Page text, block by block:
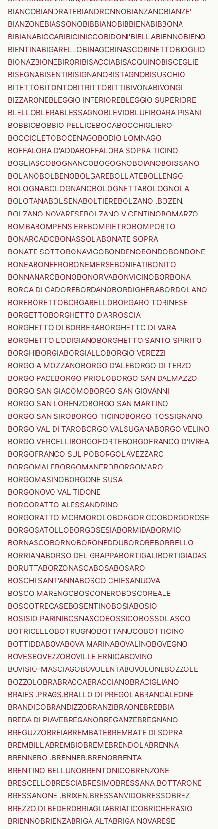
BIANCOBIANDRATEBIANDRONNOBIANZANOBIANZE'
BIANZONEBIASSONOBIBBIANOBIBBIENABIBBONA
BIBIANABICCARIBICINICCOBIDONI'BIELLABIENNOBIENO
BIENTINABIGARELLOBINAGOBINASCOBINETTOBIOGLIO
BIONAZBIONEBIRORIBISACCIABISACQUINOBISCEGLIE
BISEGNABISENTIBISIGNANOBISTAGNOBISUSCHIO
BITETTOBITONTOBITRITTOBITTIBIVONABIVONGI
BIZZARONEBLEGGIO INFERIOREBLEGGIO SUPERIORE
BLELLOBLERABLESSAGNOBLEVIOBLUFIBOARA PISANI
BOBBIOBOBBIO PELLICEBOCABOCCHIGLIERO
BOCCIOLETOBOCENAGOBODIO LOMNAGO
BOFFALORA D'ADDABOFFALORA SOPRA TICINO
BOGLIASCOBOGNANCOBOGOGNOBOIANOBOISSANO
BOLANOBOLBENOBOLGAREBOLLATEBOLLENGO
BOLOGNABOLOGNANOBOLOGNETTABOLOGNOLA
BOLOTANABOLSENABOLTIEREBOLZANO .BOZEN.
BOLZANO NOVARESEBOLZANO VICENTINOBOMARZO
BOMBABOMPENSIEREBOMPIETROBOMPORTO
BONARCADOBONASSOLABONATE SOPRA
BONATE SOTTOBONAVIGOBONDENOBONDOBONDONE
BONEABONEFROBONEMERSEBONIFATIBONITO
BONNANAROBONOBONORVABONVICINOBORBONA
BORCA DI CADOREBORDANOBORDIGHERABORDOLANO
BOREBORETTOBORGARELLOBORGARO TORINESE
BORGETTOBORGHETTO D'ARROSCIA
BORGHETTO DI BORBERABORGHETTO DI VARA
BORGHETTO LODIGIANOBORGHETTO SANTO SPIRITO
BORGHIBORGIABORGIALLOBORGIO VEREZZI
BORGO A MOZZANOBORGO D'ALEBORGO DI TERZO
BORGO PACEBORGO PRIOLOBORGO SAN DALMAZZO
BORGO SAN GIACOMOBORGO SAN GIOVANNI
BORGO SAN LORENZOBORGO SAN MARTINO
BORGO SAN SIROBORGO TICINOBORGO TOSSIGNANO
BORGO VAL DI TAROBORGO VALSUGANABORGO VELINO
BORGO VERCELLIBORGOFORTEBORGOFRANCO D'IVREA
BORGOFRANCO SUL POBORGOLAVEZZARO
BORGOMALEBORGOMANEROBORGOMARO
BORGOMASINOBORGONE SUSA
BORGONOVO VAL TIDONE
BORGORATTO ALESSANDRINO
BORGORATTO MORMOROLOBORGORICCOBORGOROSE
BORGOSATOLLOBORGOSESIABORMIDABORMIO
BORNASCOBORNOBORONEDDUBOROREBORRELLO
BORRIANABORSO DEL GRAPPABORTIGALIBORTIGIADAS
BORUTTABORZONASCABOSABOSARO
BOSCHI SANT'ANNABOSCO CHIESANUOVA
BOSCO MARENGOBOSCONEROBOSCOREALE
BOSCOTRECASEBOSENTINOBOSIABOSIO
BOSISIO PARINIBOSNASCOBOSSICOBOSSOLASCO
BOTRICELLOBOTRUGNOBOTTANUCOBOTTICINO
BOTTIDDABOVABOVA MARINABOVALINOBOVEGNO
BOVESBOVEZZOBOVILLE ERNICABOVINO
BOVISIO-MASCIAGOBOVOLENTABOVOLONEBOZZOLE
BOZZOLOBRABRACCABRACCIANOBRACIGLIANO
BRAIES .PRAGS.BRALLO DI PREGOLABRANCALEONE
BRANDICOBRANDIZZOBRANZIBRAONEBREBBIA
BREDA DI PIAVEBREGANOBREGANZEBREGNANO
BREGUZZOBREIABREMBATEBREMBATE DI SOPRA
BREMBILLABREMBIOBREMEBRENDOLABRENNA
BRENNERO .BRENNER.BRENOBRENTA
BRENTINO BELLUNOBRENTONICOBRENZONE
BRESCELLOBRESCIABRESIMOBRESSANA BOTTARONE
BRESSANONE .BRIXEN.BRESSANVIDOBRESSOBREZ
BREZZO DI BEDEROBRIAGLIABRIATICOBRICHERASIO
BRIENNOBRIENZABRIGA ALTABRIGA NOVARESE